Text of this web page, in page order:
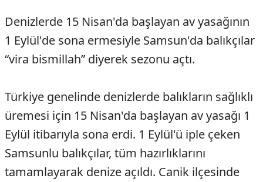
Denizlerde 15 Nisan'da başlayan av yasağının
1 Eylül'de sona ermesiyle Samsun'da balıkçılar
“vira bismillah” diyerek sezonu açtı.
Türkiye genelinde denizlerde balıkların sağlıklı
üremesi için 15 Nisan'da başlayan av yasağı 1
Eylül itibarıyla sona erdi. 1 Eylül'ü iple çeken
Samsunlu balıkçılar, tüm hazırlıklarını
tamamlayarak denize açıldı. Canik ilçesinde